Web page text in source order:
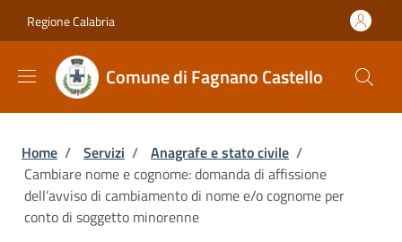
Regione Calabria
Comune di Fagnano Castello
Briciole di pane
Home / Servizi / Anagrafe e stato civile /
Cambiare nome e cognome: domanda di affissione
dell’avviso di cambiamento di nome e/o cognome per
conto di soggetto minorenne